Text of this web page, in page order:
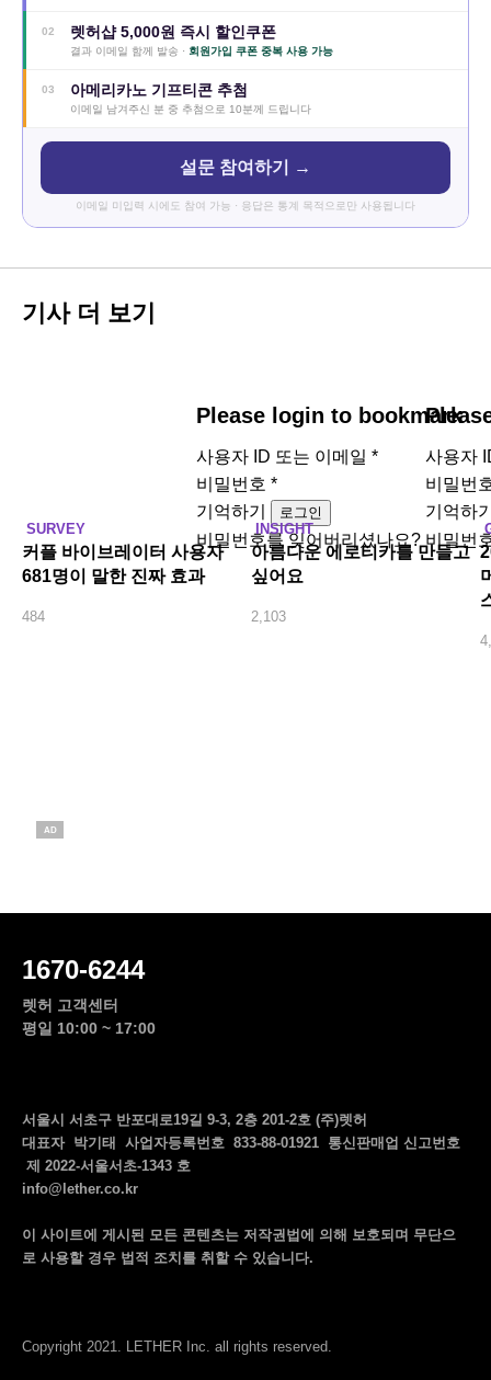
02 렛허샵 5,000원 즉시 할인쿠폰
결과 이메일 함께 발송 · 회원가입 쿠폰 중복 사용 가능
03 아메리카노 기프티콘 추첨
이메일 남겨주신 분 중 추첨으로 10분께 드립니다
설문 참여하기 →
이메일 미입력 시에도 참여 가능 · 응답은 통계 목적으로만 사용됩니다
기사 더 보기
Please login to bookmark
사용자 ID 또는 이메일 *
비밀번호 *
기억하기
로그인
비밀번호를 잊어버리셨나요?
SURVEY
커플 바이브레이터 사용자
681명이 말한 진짜 효과
484
사용자
비밀번
기억하
비밀번
INSIGHT
아름다운 에로티카를 만들고
싶어요
2,103
AD
1670-6244
렛허 고객센터
평일 10:00 ~ 17:00
서울시 서초구 반포대로19길 9-3, 2층 201-2호 (주)렛허
대표자 박기태 사업자등록번호 833-88-01921 통신판매업 신고번호
제 2022-서울서초-1343 호
info@lether.co.kr
이 사이트에 게시된 모든 콘텐츠는 저작권법에 의해 보호되며 무단으
로 사용할 경우 법적 조치를 취할 수 있습니다.
Copyright 2021. LETHER Inc. all rights reserved.